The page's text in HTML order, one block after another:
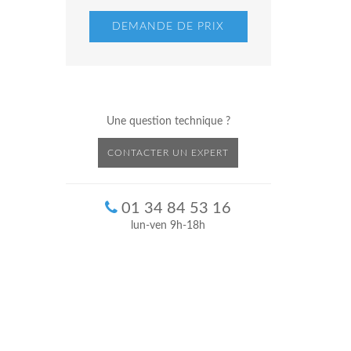
DEMANDE DE PRIX
Une question technique ?
CONTACTER UN EXPERT
01 34 84 53 16
lun-ven 9h-18h